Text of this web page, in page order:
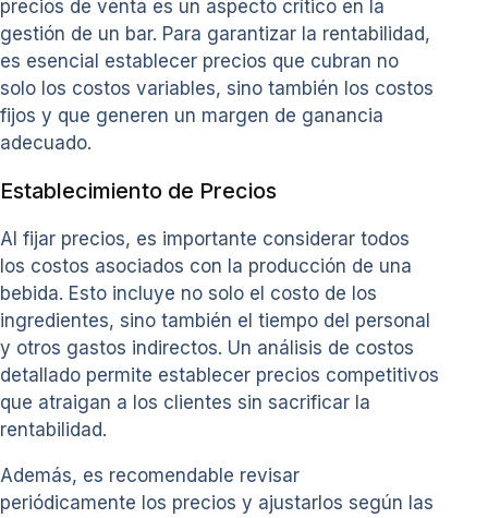
precios de venta es un aspecto crítico en la
gestión de un bar. Para garantizar la rentabilidad,
es esencial establecer precios que cubran no
solo los costos variables, sino también los costos
fijos y que generen un margen de ganancia
adecuado.
Establecimiento de Precios
Al fijar precios, es importante considerar todos
los costos asociados con la producción de una
bebida. Esto incluye no solo el costo de los
ingredientes, sino también el tiempo del personal
y otros gastos indirectos. Un análisis de costos
detallado permite establecer precios competitivos
que atraigan a los clientes sin sacrificar la
rentabilidad.
Además, es recomendable revisar
periódicamente los precios y ajustarlos según las